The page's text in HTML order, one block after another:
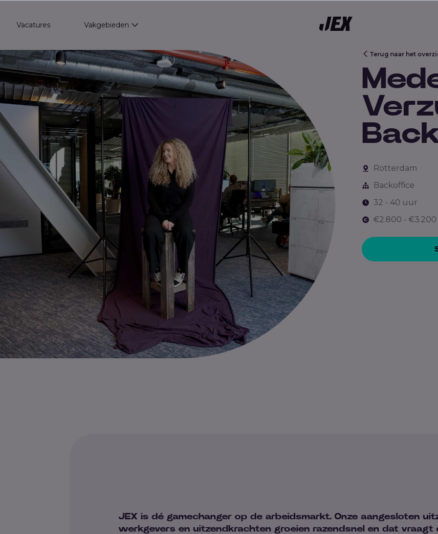
Vacatures Vakgebieden Show submenu for Vakgebieden
Terug naar het
Rotterdam
Backoffice
32 - 40 uur
€2.800 - €3.200
JEX is dé gamechanger op de arbeidsmarkt. Onze aangesloten
werkgevers en uitzendkrachten groeien razendsnel en dat vraagt